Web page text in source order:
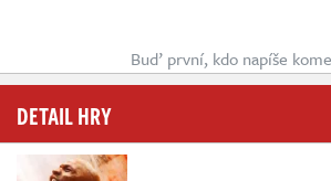
Buď první, kdo napíše
DETAIL HRY